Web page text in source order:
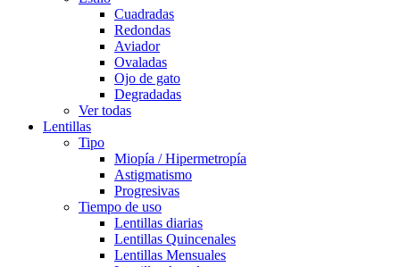
Cuadradas
Redondas
Aviador
Ovaladas
Ojo de gato
Degradadas
Ver todas
Lentillas
Tipo
Miopía / Hipermetropía
Astigmatismo
Progresivas
Tiempo de uso
Lentillas diarias
Lentillas Quincenales
Lentillas Mensuales